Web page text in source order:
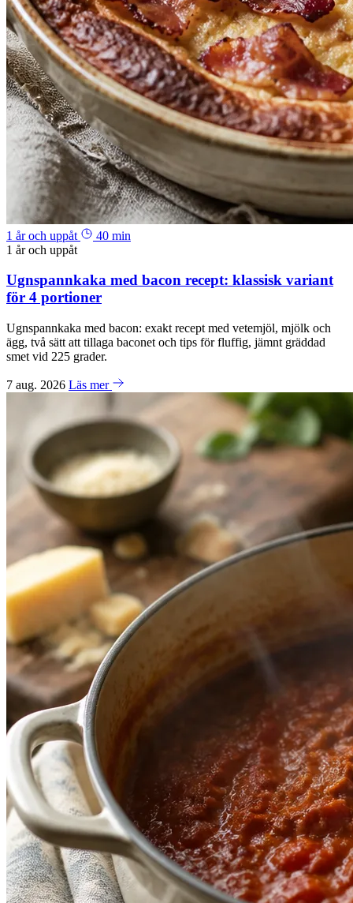
1 år och uppåt
40 min
1 år och uppåt
Ugnspannkaka med bacon recept: klassisk variant
för 4 portioner
Ugnspannkaka med bacon: exakt recept med vetemjöl, mjölk och
ägg, två sätt att tillaga baconet och tips för fluffig, jämnt gräddad
smet vid 225 grader.
7 aug. 2026 Läs mer